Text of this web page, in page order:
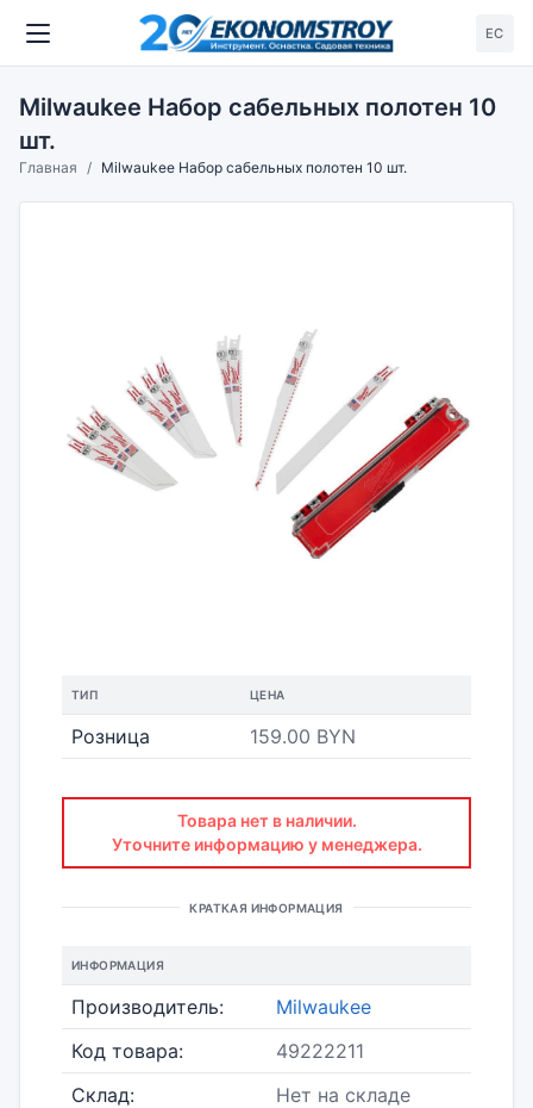
ЕС
Milwaukee Набор сабельных полотен 10
шт.
Главная Milwaukee Набор сабельных полотен 10 шт.
ТИП ЦЕНА
Розница 159.00 BYN
Товара нет в наличии.
Уточните информацию у менеджера.
КРАТКАЯ ИНФОРМАЦИЯ
ИНФОРМАЦИЯ
Производитель:
Milwaukee
Код товара:
49222211
Склад:
Нет на складе